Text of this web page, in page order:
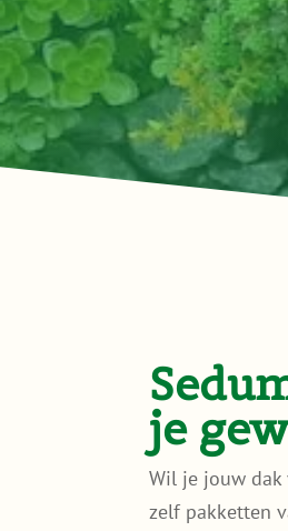
je
Wil je jouw dak
zelf pakketten